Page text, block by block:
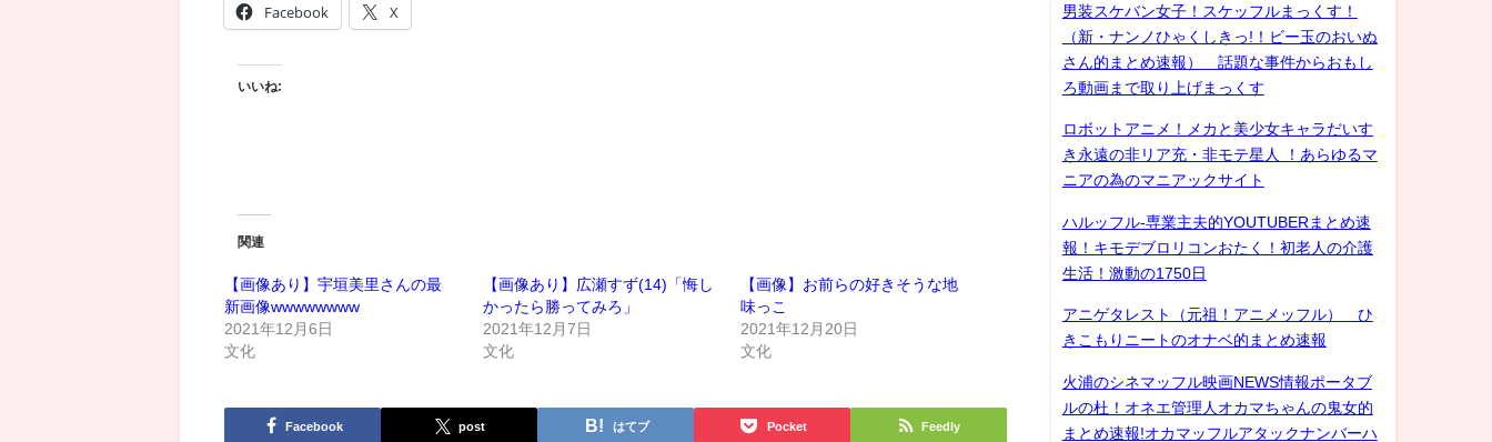
Facebook X
いいね:
関連
【画像あり】宇垣美里さんの最
新画像wwwwwwww
2021年12月6日
文化
【画像あり】広瀬すず(14)「悔し
かったら勝ってみろ」
2021年12月7日
文化
【画像】お前らの好きそうな地
味っこ
2021年12月20日
文化
Facebook post はてブ Pocket Feedly
男装スケバン女子！スケッフルまっくす！
（新・ナンノひゃくしきっ!！ビー玉のおいぬ
さん的まとめ速報） 話題な事件からおもし
ろ動画まで取り上げまっくす
ロボットアニメ！メカと美少女キャラだいす
き永遠の非リア充・非モテ星人 ！あらゆるマ
ニアの為のマニアックサイト
ハルッフル-専業主夫的YOUTUBERまとめ速
報！キモデブロリコンおたく！初老人の介護
生活！激動の1750日
アニゲタレスト（元祖！アニメッフル） ひ
きこもりニートのオナベ的まとめ速報
火浦のシネマッフル映画NEWS情報ポータブ
ルの杜！オネエ管理人オカマちゃんの鬼女的
まとめ速報!オカマッフルアタックナンバーハ